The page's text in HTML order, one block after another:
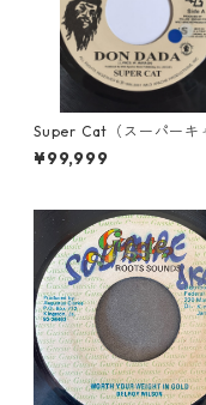
Super Cat（スーパーキ
ト） - Don Dada【7inch
¥99,999